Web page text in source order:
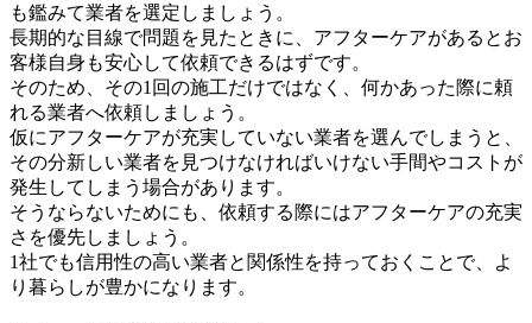
も鑑みて業者を選定しましょう。
長期的な目線で問題を見たときに、アフターケアがあるとお
客様自身も安心して依頼できるはずです。
そのため、その1回の施工だけではなく、何かあった際に頼
れる業者へ依頼しましょう。
仮にアフターケアが充実していない業者を選んでしまうと、
その分新しい業者を見つけなければいけない手間やコストが
発生してしまう場合があります。
そうならないためにも、依頼する際にはアフターケアの充実
さを優先しましょう。
1社でも信用性の高い業者と関係性を持っておくことで、よ
り暮らしが豊かになります。